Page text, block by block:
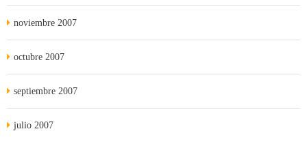
noviembre 2007
octubre 2007
septiembre 2007
julio 2007